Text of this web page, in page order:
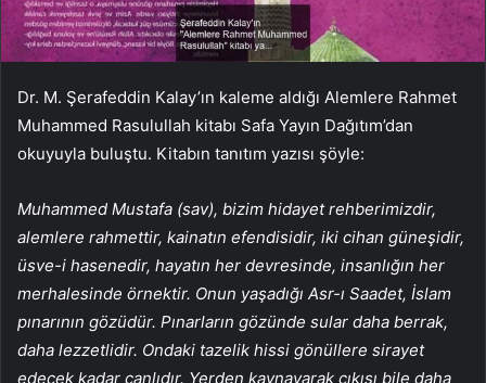
Dr. M. Şerafeddin Kalay’ın kaleme aldığı Alemlere Rahmet
Muhammed Rasulullah kitabı Safa Yayın Dağıtım’dan
okuyuyla buluştu. Kitabın tanıtım yazısı şöyle:
Muhammed Mustafa (sav), bizim hidayet rehberimizdir,
alemlere rahmettir, kainatın efendisidir, iki cihan güneşidir,
üsve-i hasenedir, hayatın her devresinde, insanlığın her
merhalesinde örnektir. Onun yaşadığı Asr-ı Saadet, İslam
pınarının gözüdür. Pınarların gözünde sular daha berrak,
daha lezzetlidir. Ondaki tazelik hissi gönüllere sirayet
edecek kadar canlıdır. Yerden kaynayarak çıkışı bile daha